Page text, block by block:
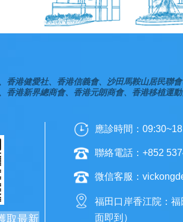
香港健愛社、香港信義會、沙田馬鞍山居民聯
香港新界總商會、香港元朗商會、香港移植運動
取最新
應診時間：
聯絡電話：+852
微信客服：
福田口岸香江院：
面即到）